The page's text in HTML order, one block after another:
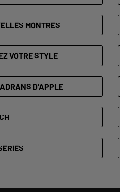
MONTRES
VOTRE STYLE
D'APPLE